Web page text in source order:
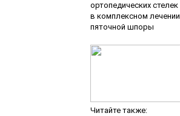
ортопедических стелек
в комплексном лечении
пяточной шпоры
Читайте также: